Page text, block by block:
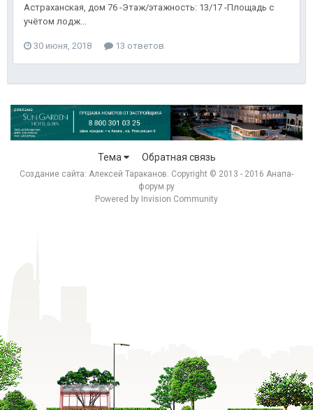
Астраханская, дом 76 -Этаж/этажность: 13/17 -Площадь с
учётом лодж...
30 июня, 2018 13 ответов
Тема Обратная связь
Создание сайта: Алексей Тараканов. Copyright © 2013 - 2016 Анапа-
форум.ру
Powered by Invision Community